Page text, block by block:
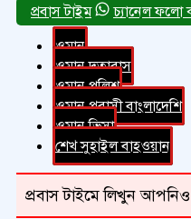
চ্যানেল ফলো
ওমান
ওমান দূতাবাস
ওমান পুলিশ
ওমান প্রবাসী বাংলাদেশি
ওমান ভিসা
শেখ সুহাইল বাহওয়ান
প্রবাস টাইমে লিখুন